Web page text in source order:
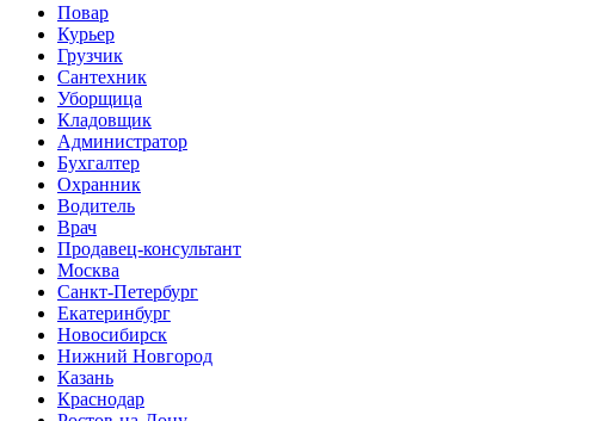
Повар
Курьер
Грузчик
Сантехник
Уборщица
Кладовщик
Администратор
Бухгалтер
Охранник
Водитель
Врач
Продавец-консультант
Москва
Санкт-Петербург
Екатеринбург
Новосибирск
Нижний Новгород
Казань
Краснодар